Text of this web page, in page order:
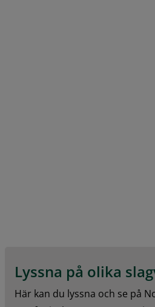
Lyssna på olika
Här kan du lyssna och se på